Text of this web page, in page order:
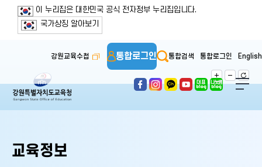
본문 바로가기
주메뉴 바로가기
보조메뉴 바로가기
푸터 바로가기
이 누리집은 대한민국 공식 전자정부 누리집입니다.
국가상징 알아보기
강원교육수첩 통합로그인 통합검색 통합로그인 English
교육정보